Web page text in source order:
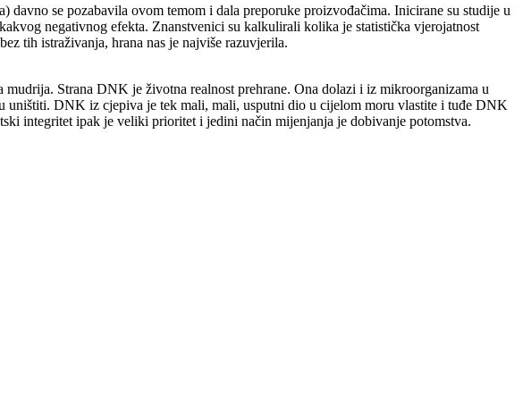
se pozabavila ovom temom i dala preporuke proizvođačima. Inicirane su studije u
negativnog efekta. Znanstvenici su kalkulirali kolika je statistička vjerojatnost
tih istraživanja, hrana nas je najviše razuvjerila.
Strana DNK je životna realnost prehrane. Ona dolazi i iz mikroorganizama u
uništiti. DNK iz cjepiva je tek mali, mali, usputni dio u cijelom moru vlastite i tuđe DNK
integritet ipak je veliki prioritet i jedini način mijenjanja je dobivanje potomstva.